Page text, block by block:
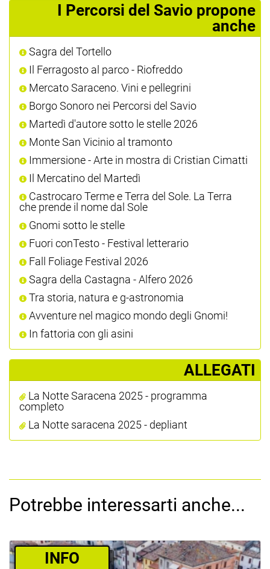
I Percorsi del Savio propone
anche
Sagra del Tortello
Il Ferragosto al parco - Riofreddo
Mercato Saraceno. Vini e pellegrini
Borgo Sonoro nei Percorsi del Savio
Martedì d'autore sotto le stelle 2026
Monte San Vicinio al tramonto
Immersione - Arte in mostra di Cristian Cimatti
Il Mercatino del Martedì
Castrocaro Terme e Terra del Sole. La Terra
che prende il nome dal Sole
Gnomi sotto le stelle
Fuori conTesto - Festival letterario
Fall Foliage Festival 2026
Sagra della Castagna - Alfero 2026
Tra storia, natura e g-astronomia
Avventure nel magico mondo degli Gnomi!
In fattoria con gli asini
ALLEGATI
La Notte Saracena 2025 - programma
completo
La Notte saracena 2025 - depliant
Potrebbe interessarti anche...
­INFO